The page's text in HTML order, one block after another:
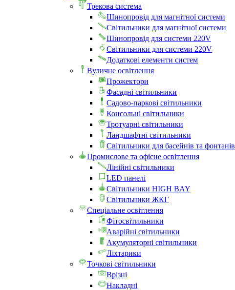
Трекова система
Шинопровід для магнітної системи
Світильники для магнітної системи
Шинопровід для системи 220V
Світильники для системи 220V
Додаткові елементи систем
Вуличне освітлення
Прожектори
Фасадні світильники
Садово-паркові світильники
Консольні світильники
Тротуарні світильники
Ландшафтні світильники
Світильники для басейнів та фонтанів
Промислове та офісне освітлення
Лінійні світильники
LED панелі
Світильники HIGH BAY
Світильники ЖКГ
Спеціальне освітлення
Фітосвітильники
Аварійні світильники
Акумуляторні світильники
Ліхтарики
Точкові світильники
Врізні
Накладні